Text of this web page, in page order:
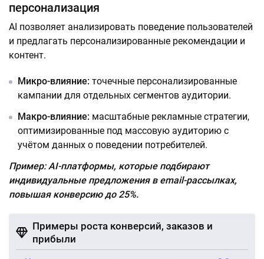
персонализация
AI позволяет анализировать поведение пользователей
и предлагать персонализированные рекомендации и
контент.
Микро-влияние: точечные персонализированные
кампании для отдельных сегментов аудитории.
Макро-влияние: масштабные рекламные стратегии,
оптимизированные под массовую аудиторию с
учётом данных о поведении потребителей.
Пример: AI-платформы, которые подбирают
индивидуальные предложения в email-рассылках,
повышая конверсию до 25%.
Примеры роста конверсий, заказов и
прибыли